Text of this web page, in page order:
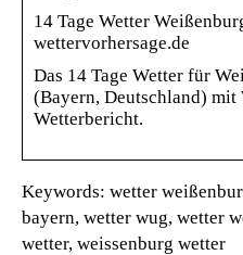
14 Tage Wetter
wettervorhersage.de
Das 14 Tage Wetter für
(Bayern, Deutschland)
Wetterbericht.
Keywords: wetter
bayern, wetter wug, wetter
wetter, weissenburg wetter